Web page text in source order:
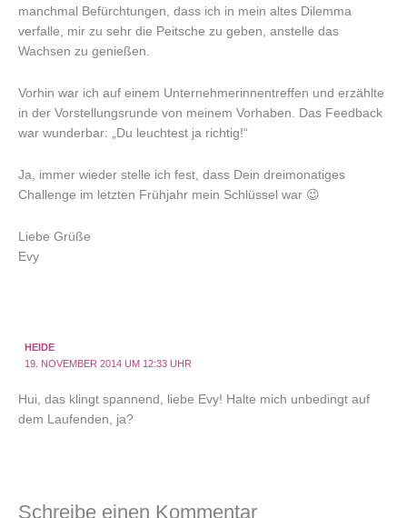
manchmal Befürchtungen, dass ich in mein altes Dilemma
verfalle, mir zu sehr die Peitsche zu geben, anstelle das
Wachsen zu genießen.
Vorhin war ich auf einem Unternehmerinnentreffen und erzählte
in der Vorstellungsrunde von meinem Vorhaben. Das Feedback
war wunderbar: „Du leuchtest ja richtig!“
Ja, immer wieder stelle ich fest, dass Dein dreimonatiges
Challenge im letzten Frühjahr mein Schlüssel war 😉
Liebe Grüße
Evy
HEIDE
19. NOVEMBER 2014 UM 12:33 UHR
Hui, das klingt spannend, liebe Evy! Halte mich unbedingt auf
dem Laufenden, ja?
Schreibe einen Kommentar